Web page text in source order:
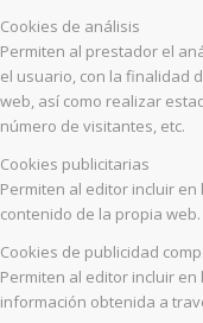
Cookies de análisis
Permiten al prestador el
el usuario, con la finalidad
web, así como realizar
número de visitantes, etc.
Cookies publicitarias
Permiten al editor incluir
contenido de la propia web.
Cookies de publicidad
Permiten al editor incluir
información obtenida a